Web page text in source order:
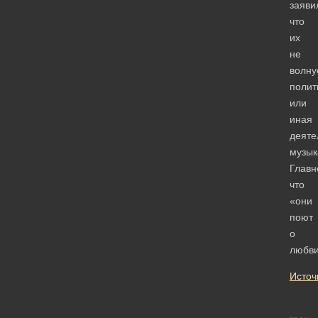
что
их
не
или
иная
что
«они
поют
о